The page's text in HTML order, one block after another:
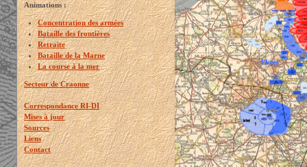
Animations :
Concentration des armées
Bataille des frontières
Retraite
Bataille de la Marne
La course à la mer
Secteur de Craonne
Correspondance RI-DI
Mises à jour
Sources
Liens
Contact